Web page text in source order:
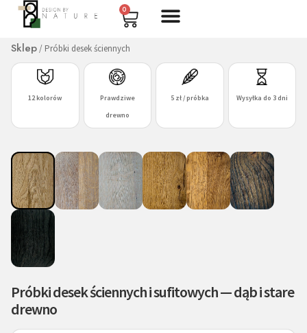
0
Sklep / Próbki desek ściennych
12 kolorów
Prawdziwe
drewno
5 zł / próbka Wysyłka do 3 dni
Próbki desek ściennych i sufitowych — dąb i stare
drewno